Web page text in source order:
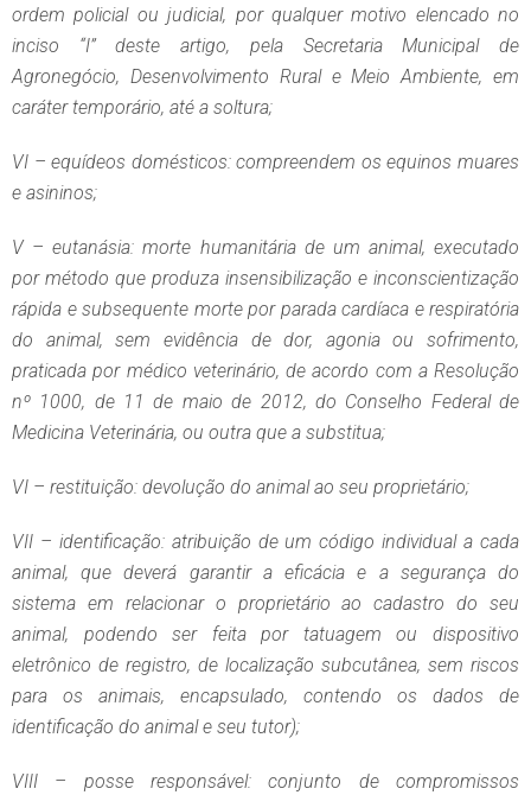
ordem policial ou judicial, por qualquer motivo elencado no
inciso “I” deste artigo, pela Secretaria Municipal de
Agronegócio, Desenvolvimento Rural e Meio Ambiente, em
caráter temporário, até a soltura;
VI – equídeos domésticos: compreendem os equinos muares
e asininos;
V – eutanásia: morte humanitária de um animal, executado
por método que produza insensibilização e inconscientização
rápida e subsequente morte por parada cardíaca e respiratória
do animal, sem evidência de dor, agonia ou sofrimento,
praticada por médico veterinário, de acordo com a Resolução
nº 1000, de 11 de maio de 2012, do Conselho Federal de
Medicina Veterinária, ou outra que a substitua;
VI – restituição: devolução do animal ao seu proprietário;
VII – identificação: atribuição de um código individual a cada
animal, que deverá garantir a eficácia e a segurança do
sistema em relacionar o proprietário ao cadastro do seu
animal, podendo ser feita por tatuagem ou dispositivo
eletrônico de registro, de localização subcutânea, sem riscos
para os animais, encapsulado, contendo os dados de
identificação do animal e seu tutor);
VIII – posse responsável: conjunto de compromissos